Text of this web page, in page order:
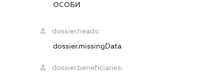
ОСОБИ
dossier.heads:
dossier.missingData
dossier.beneficiaries: